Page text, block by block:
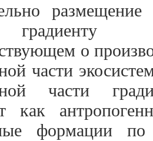
о
части
части
как
формации